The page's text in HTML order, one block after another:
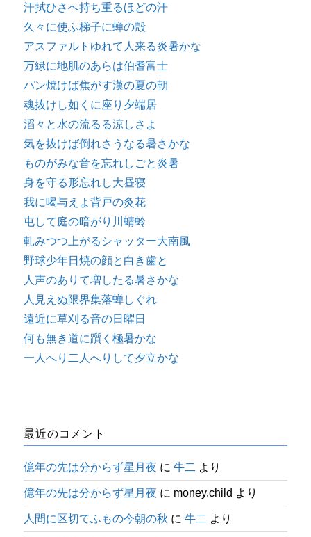
汗拭ひさへ持ち重るほどの汗
久々に使ふ梯子に蝉の殻
アスファルトゆれて人来る炎暑かな
万緑に地肌のあらは伯耆富士
パン焼けば焦がす漢の夏の朝
魂抜けし如くに座り夕端居
滔々と水の流るる涼しさよ
気を抜けば倒れさうなる暑さかな
ものがみな音を忘れしごと炎暑
身を守る形忘れし大昼寝
我に喝与えよ背戸の灸花
屯して庭の暗がり川蜻蛉
軋みつつ上がるシャッター大南風
野球少年日焼の顔と白き歯と
人声のありて増したる暑さかな
人見えぬ限界集落蝉しぐれ
遠近に草刈る音の日曜日
何も無き道に躓く極暑かな
一人へり二人へりして夕立かな
最近のコメント
億年の先は分からず星月夜 に牛二 より
億年の先は分からず星月夜 に money.child より
人間に区切てふもの今朝の秋 に牛二 より